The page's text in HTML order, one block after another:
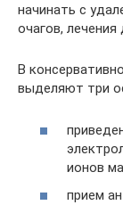
начинать с
очагов,
В
выделяют три
ионов
прием